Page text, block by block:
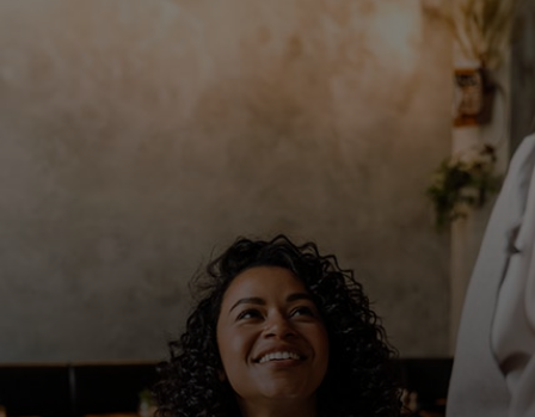
Dành cho nhà đổi mới
Tin tức và xu hướng